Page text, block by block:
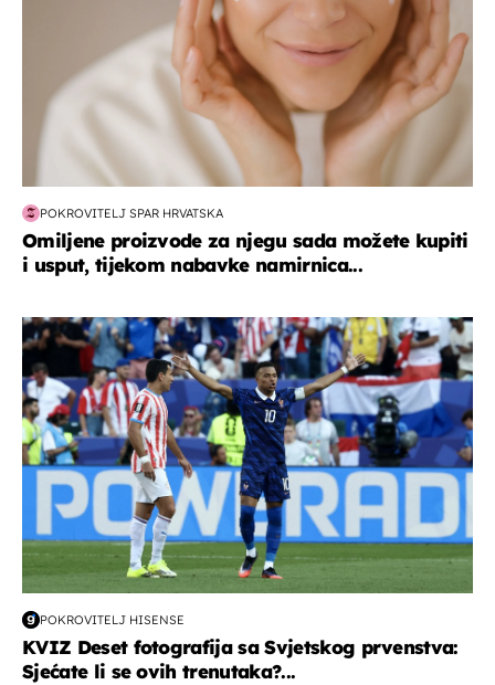
POKROVITELJ SPAR HRVATSKA
Omiljene proizvode za njegu sada možete kupiti
i usput, tijekom nabavke namirnica...
svjetsko prvenstvo 2026
POKROVITELJ HISENSE
KVIZ Deset fotografija sa Svjetskog prvenstva:
Sjećate li se ovih trenutaka?...